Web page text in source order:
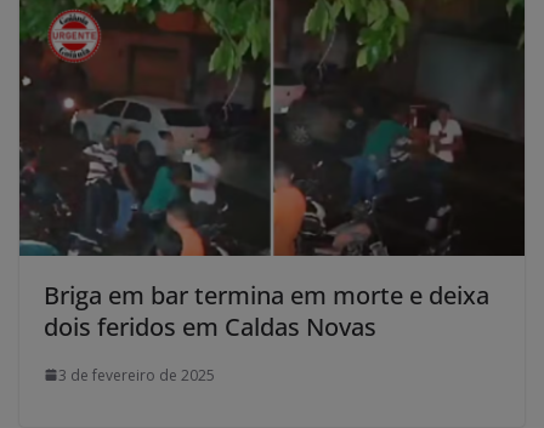
Briga em bar termina em morte e deixa
dois feridos em Caldas Novas
3 de fevereiro de 2025